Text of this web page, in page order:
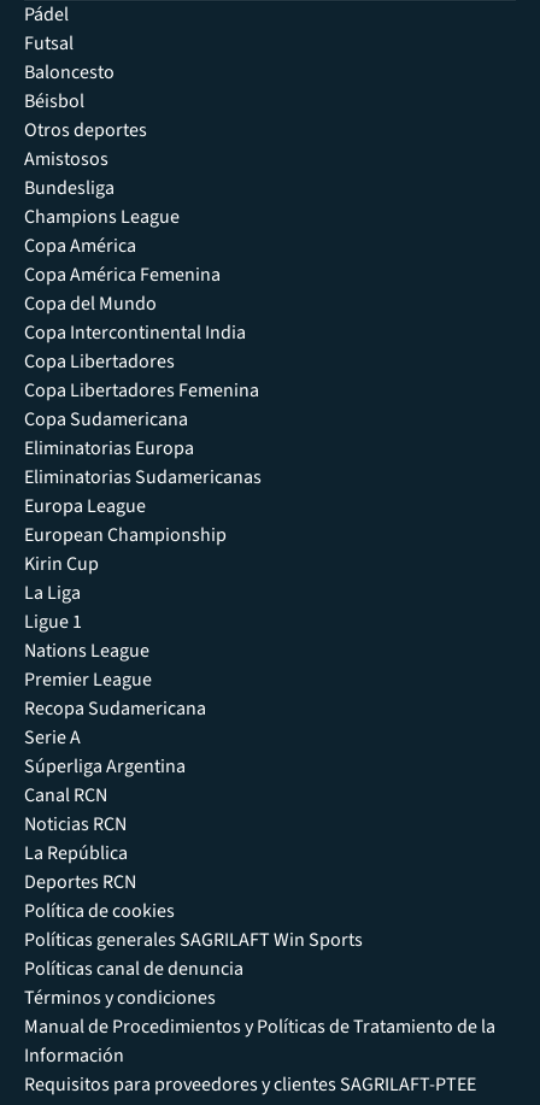
Pádel
Futsal
Baloncesto
Béisbol
Otros deportes
Amistosos
Bundesliga
Champions League
Copa América
Copa América Femenina
Copa del Mundo
Copa Intercontinental India
Copa Libertadores
Copa Libertadores Femenina
Copa Sudamericana
Eliminatorias Europa
Eliminatorias Sudamericanas
Europa League
European Championship
Kirin Cup
La Liga
Ligue 1
Nations League
Premier League
Recopa Sudamericana
Serie A
Súperliga Argentina
Canal RCN
Noticias RCN
La República
Deportes RCN
Política de cookies
Políticas generales SAGRILAFT Win Sports
Políticas canal de denuncia
Términos y condiciones
Manual de Procedimientos y Políticas de Tratamiento de la
Información
Requisitos para proveedores y clientes SAGRILAFT-PTEE